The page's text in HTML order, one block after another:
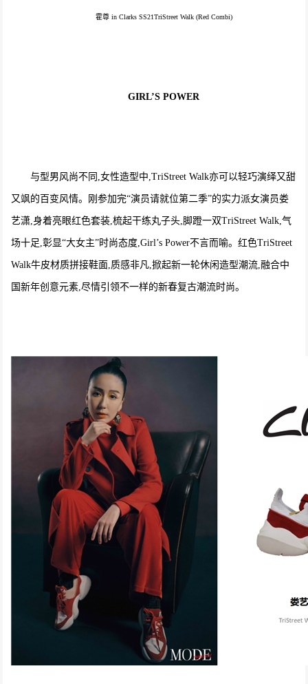
霍尊 in Clarks SS21TriStreet Walk (Red Combi)
GIRL’S POWER
与型男风尚不同,女性造型中,TriStreet Walk亦可以轻巧演绎又甜
又飒的百变风情。刚参加完“演员请就位第二季”的实力派女演员娄
艺潇,身着亮眼红色套装,梳起干练丸子头,脚蹬一双TriStreet Walk,气
场十足,彰显“大女主”时尚态度,Girl’s Power不言而喻。红色TriStreet
Walk牛皮材质拼接鞋面,质感非凡,掀起新一轮休闲造型潮流,融合中
国新年创意元素,尽情引领不一样的新春复古潮流时尚。